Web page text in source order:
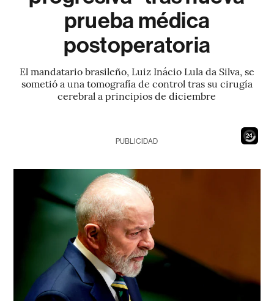
prueba médica
postoperatoria
El mandatario brasileño, Luiz Inácio Lula da Silva, se
sometió a una tomografía de control tras su cirugía
cerebral a principios de diciembre
23
PUBLICIDAD